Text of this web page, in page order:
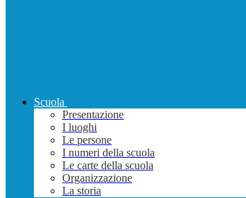
Scuola
Presentazione
I luoghi
Le persone
I numeri della scuola
Le carte della scuola
Organizzazione
La storia